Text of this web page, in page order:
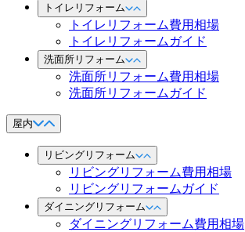
トイレリフォーム
トイレリフォーム費用相場
トイレリフォームガイド
洗面所リフォーム
洗面所リフォーム費用相場
洗面所リフォームガイド
屋内
リビングリフォーム
リビングリフォーム費用相場
リビングリフォームガイド
ダイニングリフォーム
ダイニングリフォーム費用相場